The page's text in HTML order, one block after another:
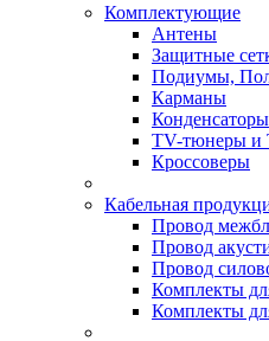
Комплектующие
Антены
Защитные
Подиумы,
Карманы
Конденсаторы
TV-тюнеры и
Кроссоверы
Кабельная
Провод
Провод
Провод
Комплекты
Комплекты